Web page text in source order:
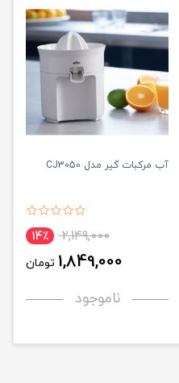
آب مرکبات گیر مدل CJ3050
2,149,000 14٪
1,849,000 تومان
ناموجود